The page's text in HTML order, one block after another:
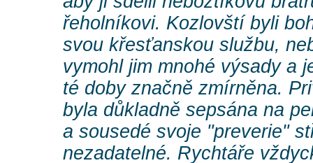
řeholníkovi. Kozlovští byli
svou křesťanskou službu,
vymohl jim mnohé výsady a
té doby značně zmírněna.
byla důkladně sepsána na
a sousedé svoje "preverie"
nezadatelné. Rychtáře